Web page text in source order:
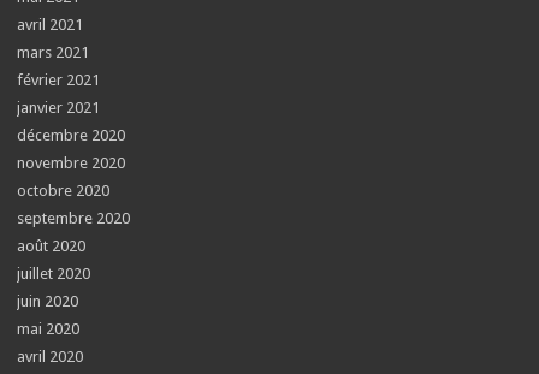
avril 2021
mars 2021
février 2021
janvier 2021
décembre 2020
novembre 2020
octobre 2020
septembre 2020
août 2020
juillet 2020
juin 2020
mai 2020
avril 2020